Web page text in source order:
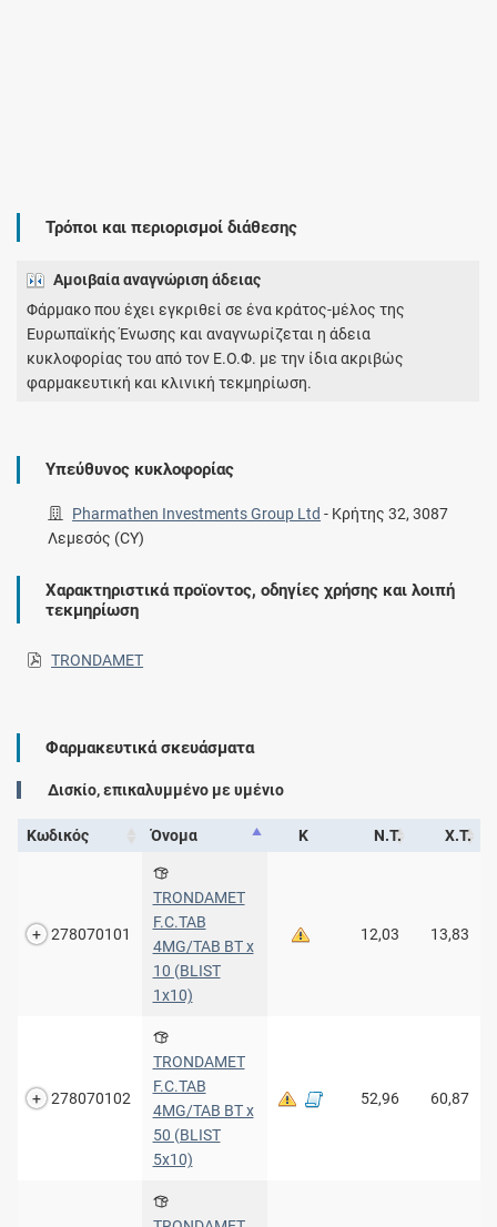
Τρόποι και περιορισμοί διάθεσης
Αμοιβαία αναγνώριση άδειας
Φάρμακο που έχει εγκριθεί σε ένα κράτος-μέλος της
Ευρωπαϊκής Ένωσης και αναγνωρίζεται η άδεια
κυκλοφορίας του από τον Ε.Ο.Φ. με την ίδια ακριβώς
φαρμακευτική και κλινική τεκμηρίωση.
Υπεύθυνος κυκλοφορίας
Pharmathen Investments Group Ltd - Κρήτης 32, 3087
Λεμεσός (CY)
Χαρακτηριστικά προϊοντος, οδηγίες χρήσης και λοιπή
τεκμηρίωση
TRONDAMET
Φαρμακευτικά σκευάσματα
Δισκίο, επικαλυμμένο με υμένιο
Κωδικός Όνομα Κ Ν.Τ. Χ.Τ.
278070101
TRONDAMET
F.C.TAB
4MG/TAB BT x
10 (BLIST
1x10)
12,03 13,83
278070102
TRONDAMET
F.C.TAB
4MG/TAB BT x
50 (BLIST
5x10)
52,96 60,87